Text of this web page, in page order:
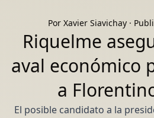
Por Xavier Siavichay·
Riquelme
aval económico
a
El posible candidato a la